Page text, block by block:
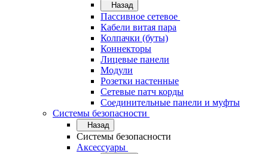
Назад
Пассивное сетевое
Кабели витая пара
Колпачки (буты)
Коннекторы
Лицевые панели
Модули
Розетки настенные
Сетевые патч корды
Соединительные панели и муфты
Системы безопасности
Назад
Системы безопасности
Аксессуары